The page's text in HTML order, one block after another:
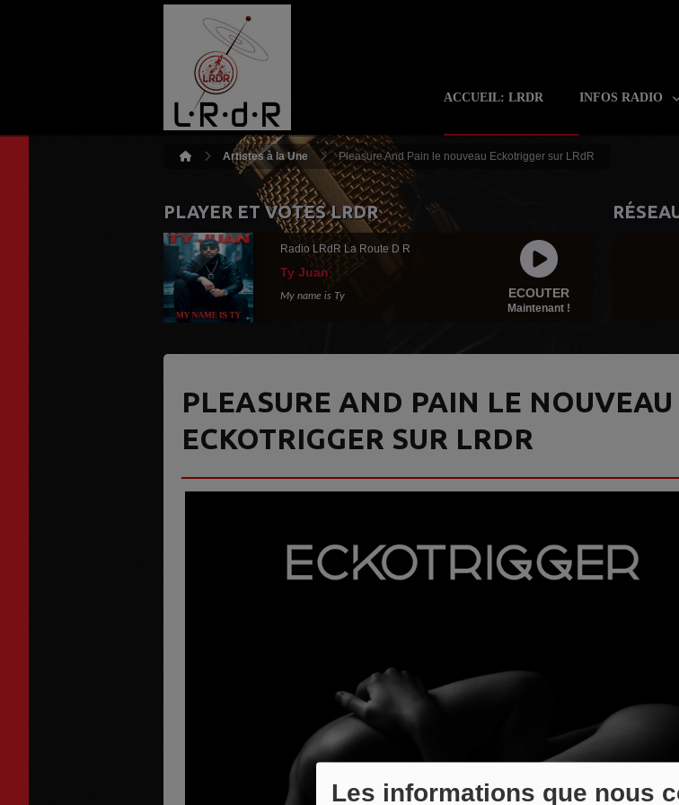
Les informations que nous
ACCUEIL: LRDR INFOS RADIO
Artistes à la Une Pleasure And Pain le nouveau Eckotrigger sur LRdR
PLAYER ET VOTES LRDR
ECOUTER
Maintenant !
Radio LRdR La Route D R
Ty Juan
My name is Ty
PLEASURE AND PAIN LE NOUVEAU
ECKOTRIGGER SUR LRDR